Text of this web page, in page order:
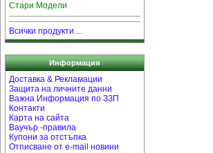
Стари Модели
Всички продукти ...
Информация
Доставка & Рекламации
Защита на личните данни
Важна Информация по ЗЗП
Контакти
Карта на сайта
Ваучър -правила
Купони за отстъпка
Отписване от e-mail новини